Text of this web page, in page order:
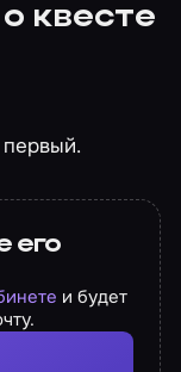
квесте
его
и будет